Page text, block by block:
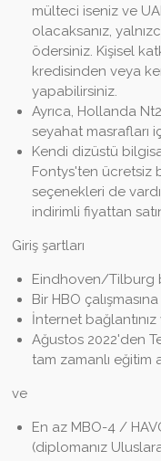
mülteci iseniz ve
olacaksanız,
ödersiniz. Kişisel
kredisinden veya
yapabilirsiniz.
Ayrıca, Hollanda
seyahat masrafları
Kendi dizüstü
Fontys'ten ücretsiz
seçenekleri de
indirimli fiyattan
Giriş şartları
Eindhoven/Tilburg
Bir HBO
İnternet bağlantınız
Ağustos 2022'den
tam zamanlı eğitim
ve
En az MBO-4 /
(diplomanız